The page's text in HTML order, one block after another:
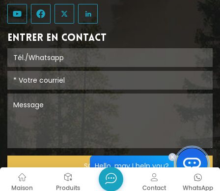
ENTRER EN CONTACT
SOUMETTRE
Maison Produits WhatsApp
Contact
Hello, may I help you?